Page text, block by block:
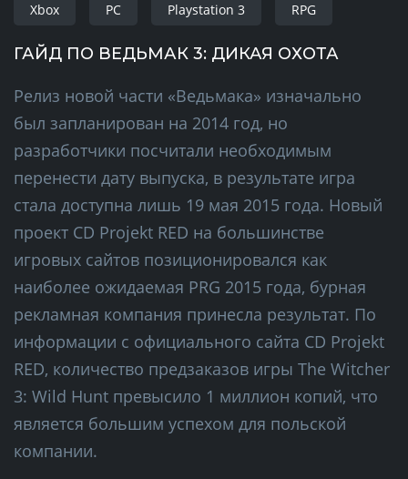
Xbox PC Playstation 3 RPG
ГАЙД ПО ВЕДЬМАК 3: ДИКАЯ ОХОТА
Релиз новой части «Ведьмака» изначально
был запланирован на 2014 год, но
разработчики посчитали необходимым
перенести дату выпуска, в результате игра
стала доступна лишь 19 мая 2015 года. Новый
проект CD Projekt RED на большинстве
игровых сайтов позиционировался как
наиболее ожидаемая PRG 2015 года, бурная
рекламная компания принесла результат. По
информации с официального сайта CD Projekt
RED, количество предзаказов игры The Witcher
3: Wild Hunt превысило 1 миллион копий, что
является большим успехом для польской
компании.